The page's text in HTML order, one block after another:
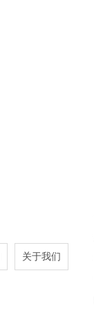
关于我们